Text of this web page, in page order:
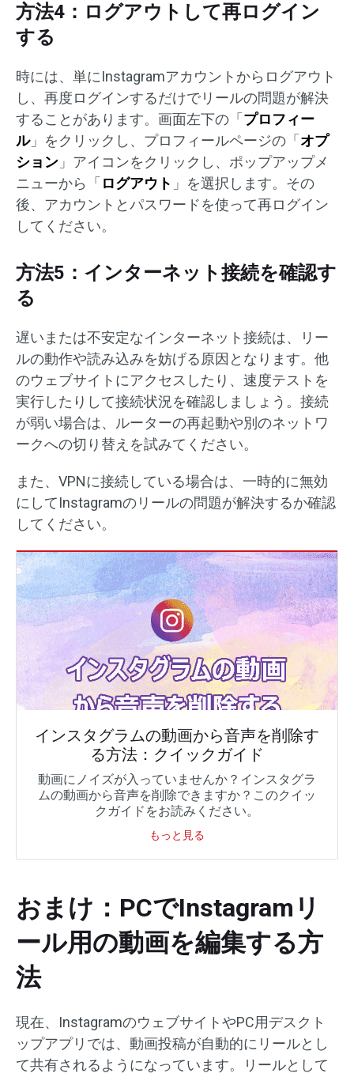
方法4：ログアウトして再ログイン
する
時には、単にInstagramアカウントからログアウト
し、再度ログインするだけでリールの問題が解決
することがあります。画面左下の「 プロフィー
ル」をクリックし、プロフィールページの「 オプ
ション 」アイコンをクリックし、ポップアップメ
ニューから「 ログアウト 」を選択します。その
後、アカウントとパスワードを使って再ログイン
してください。
方法5：インターネット接続を確認す
る
遅いまたは不安定なインターネット接続は、リー
ルの動作や読み込みを妨げる原因となります。他
のウェブサイトにアクセスしたり、速度テストを
実行したりして接続状況を確認しましょう。接続
が弱い場合は、ルーターの再起動や別のネットワ
ークへの切り替えを試みてください。
また、VPNに接続している場合は、一時的に無効
にしてInstagramのリールの問題が解決するか確認
してください。
インスタグラムの動画から音声を削除す
る方法：クイックガイド
動画にノイズが入っていませんか？インスタグラ
ムの動画から音声を削除できますか？このクイッ
クガイドをお読みください。
もっと見る
おまけ：PCでInstagramリ
ール用の動画を編集する方
法
現在、InstagramのウェブサイトやPC用デスクト
ップアプリでは、動画投稿が自動的にリールとし
て共有されるようになっています。リールとして